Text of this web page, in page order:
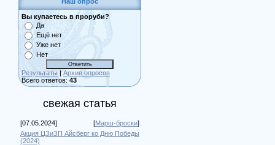
Вы купаетесь в проруби?
Да
Ещё нет
Уже нет
Нет
Результаты | Архив опросов
Всего ответов: 43
свежая статья
[07.05.2024] [Марш-броски]
Акция ЦЗиЗП Айсберг ко Дню Победы
(2024)